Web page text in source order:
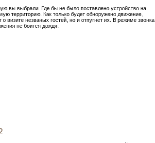
вы выбрали. Где бы не было поставлено устройство на
территорию. Как только будет обноружено движение,
визите незваных гостей, но и отпугнет их. В режиме звонка,
не боится дождя.